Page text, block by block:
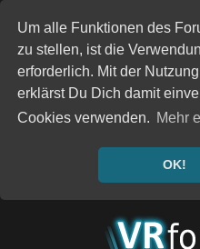
Um alle Funktionen des
zu stellen, ist die
erforderlich. Mit der
erklärst Du Dich damit
Cookies verwenden. Mehr
OK!